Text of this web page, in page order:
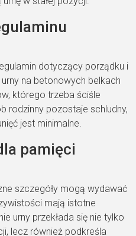
dotyczący porządku i
na betonowych belkach
którego trzeba ściśle
rodzinny pozostaje schludny,
jest minimalne.
pamięci
szczegóły mogą wydawać
mają istotne
urny przekłada się nie tylko
lecz również podkreśla